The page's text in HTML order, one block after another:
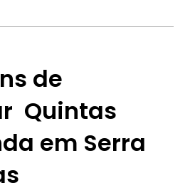
de
Quintas
em Serra